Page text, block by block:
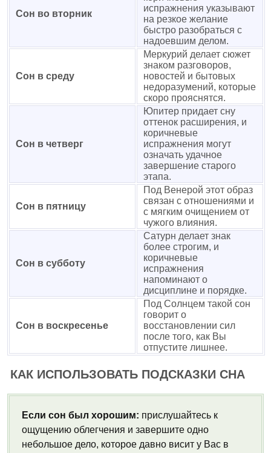
Сон во вторник
испражнения указывают
на резкое желание
быстро разобраться с
надоевшим делом.
Сон в среду
Меркурий делает сюжет
знаком разговоров,
новостей и бытовых
недоразумений, которые
скоро прояснятся.
Сон в четверг
Юпитер придает сну
оттенок расширения, и
коричневые
испражнения могут
означать удачное
завершение старого
этапа.
Сон в пятницу
Под Венерой этот образ
связан с отношениями и
с мягким очищением от
чужого влияния.
Сон в субботу
Сатурн делает знак
более строгим, и
коричневые
испражнения
напоминают о
дисциплине и порядке.
Сон в воскресенье
Под Солнцем такой сон
говорит о
восстановлении сил
после того, как Вы
отпустите лишнее.
КАК ИСПОЛЬЗОВАТЬ ПОДСКАЗКИ СНА
Если сон был хорошим: прислушайтесь к
ощущению облегчения и завершите одно
небольшое дело, которое давно висит у Вас в